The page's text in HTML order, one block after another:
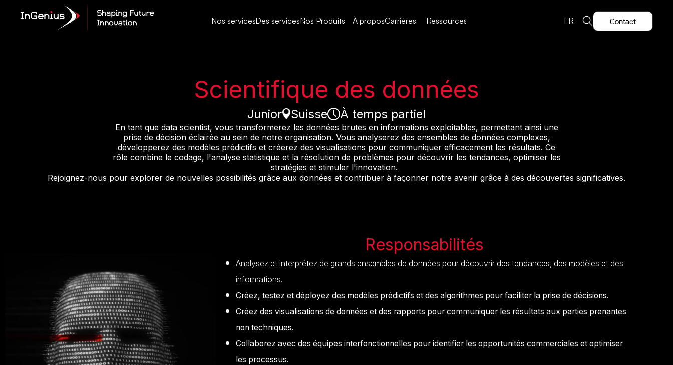
Nos servicesDes servicesNos Produits À proposCarrières Ressources FR Contact
Scientifique des données
Junior Suisse À temps partiel
En tant que data scientist, vous transformerez les données brutes en informations exploitables, permettant ainsi une
prise de décision éclairée au sein de notre organisation. Vous analyserez des ensembles de données complexes,
développerez des modèles prédictifs et créerez des visualisations pour communiquer efficacement les résultats. Ce
rôle combine le codage, l'analyse statistique et la résolution de problèmes pour découvrir les tendances, optimiser les
stratégies et stimuler l'innovation.
Rejoignez-nous pour explorer de nouvelles possibilités grâce aux données et contribuer à façonner notre avenir grâce à des découvertes significatives.
Responsabilités
Analysez et interprétez de grands ensembles de données pour découvrir des tendances, des modèles et des
informations.
Créez, testez et déployez des modèles prédictifs et des algorithmes pour faciliter la prise de décisions.
Créez des visualisations de données et des rapports pour communiquer les résultats aux parties prenantes
non techniques.
Collaborez avec des équipes interfonctionnelles pour identifier les opportunités commerciales et optimiser
les processus.